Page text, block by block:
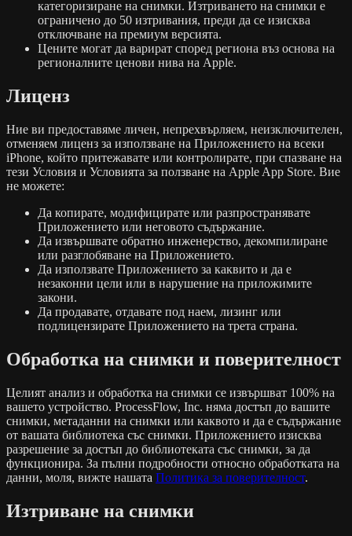
категоризиране на снимки. Изтриването на снимки е
ограничено до 50 изтривания, преди да се изисква
отключване на премиум версията.
Цените могат да варират според региона въз основа на
регионалните ценови нива на Apple.
Лиценз
Ние ви предоставяме личен, непрехвърляем, неизключителен,
отменяем лиценз за използване на Приложението на всеки
iPhone, който притежавате или контролирате, при спазване на
тези Условия и Условията за ползване на Apple App Store. Вие
не можете:
Да копирате, модифицирате или разпространявате
Приложението или неговото съдържание.
Да извършвате обратно инженерство, декомпилиране
или разглобяване на Приложението.
Да използвате Приложението за каквито и да е
незаконни цели или в нарушение на приложимите
закони.
Да продавате, отдавате под наем, лизинг или
подлицензирате Приложението на трета страна.
Обработка на снимки и поверителност
Целият анализ и обработка на снимки се извършват 100% на
вашето устройство. ProcessFlow, Inc. няма достъп до вашите
снимки, метаданни на снимки или каквото и да е съдържание
от вашата библиотека със снимки. Приложението изисква
разрешение за достъп до библиотеката със снимки, за да
функционира. За пълни подробности относно обработката на
данни, моля, вижте нашата Политика за поверителност.
Изтриване на снимки